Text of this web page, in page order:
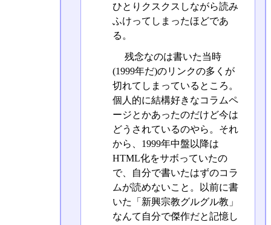
ひとりクスクスしながら読み
ふけってしまったほどであ
る。
残念なのは書いた当時
(1999年だ)のリンクの多くが
切れてしまっているところ。
個人的に結構好きなコラムペ
ージとかあったのだけど今は
どうされているのやら。それ
から、1999年中盤以降は
HTML化をサボっていたの
で、自分で書いたはずのコラ
ムが読めないこと。以前に書
いた「新興宗教グルグル教」
なんて自分で傑作だと記憶し